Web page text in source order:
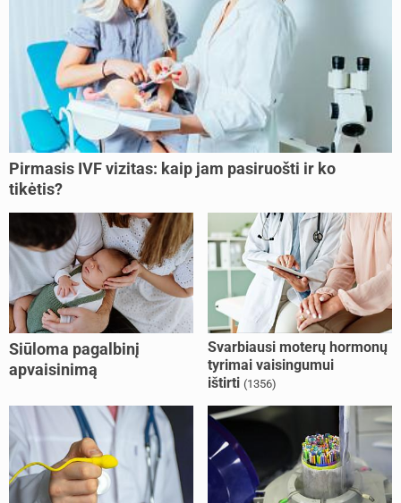
Pirmasis IVF vizitas: kaip jam pasiruošti ir ko
tikėtis?
Siūloma pagalbinį
apvaisinimą
nesusituokusiems, ir
vienišoms moterims
(10)
Svarbiausi moterų hormonų
tyrimai vaisingumui
ištirti (1356)